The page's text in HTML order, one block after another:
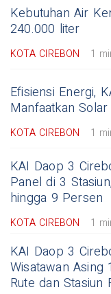
Kebutuhan Air
240.000 liter
KOTA CIREBON 1
Efisiensi Energi,
Manfaatkan
KOTA CIREBON 1
KAI Daop 3
Panel di 3
hingga 9 Persen
KOTA CIREBON 1
KAI Daop 3
Wisatawan Asing
Rute dan Stasiun